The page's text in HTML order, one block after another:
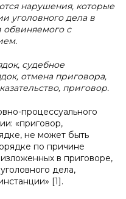
нарушения, которые
уголовного дела в
обвиняемого с
судебное
отмена приговора,
приговор.
процессуального
«приговор,
не может быть
по причине
в приговоре,
дела,
[1].